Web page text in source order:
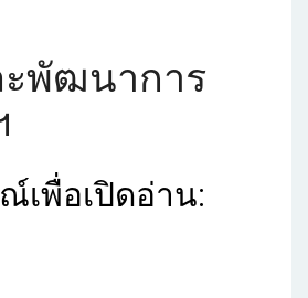
พัฒนาการ
เพื่อเปิดอ่าน: